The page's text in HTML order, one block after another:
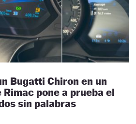
Bugatti Chiron en un
pone a prueba el
sin palabras